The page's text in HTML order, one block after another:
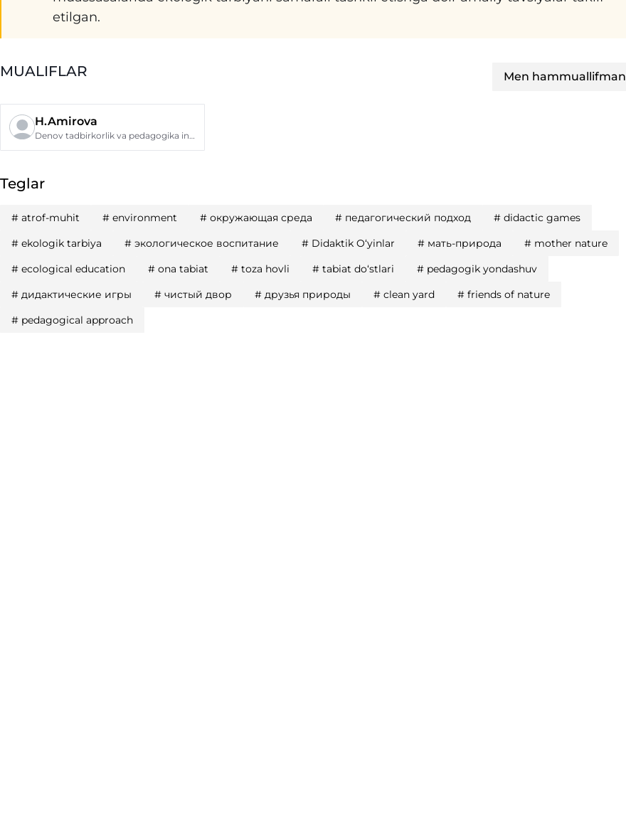
etilgan.
MUALIFLAR Men hammuallifman
H.Amirova
Denov tadbirkorlik va pedagogika instituti
Teglar
# atrof-muhit # environment # окружающая среда # педагогический подход # didactic games
# ekologik tarbiya # экологическое воспитание # Didaktik O‘yinlar # мать-природа # mother nature
# ecological education # ona tabiat # toza hovli # tabiat do‘stlari # pedagogik yondashuv
# дидактические игры # чистый двор # друзья природы # clean yard # friends of nature
# pedagogical approach